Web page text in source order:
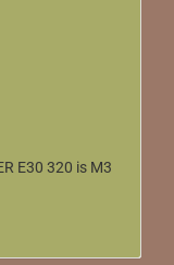
E30 320 is M3